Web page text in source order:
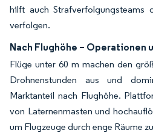
hilft auch Strafverfolgungsteams
verfolgen.
Nach Flughöhe – Operationen
Flüge unter 60 m machen den
Drohnenstunden aus und
Marktanteil nach Flughöhe.
von Laternenmasten und
um Flugzeuge durch enge Räume